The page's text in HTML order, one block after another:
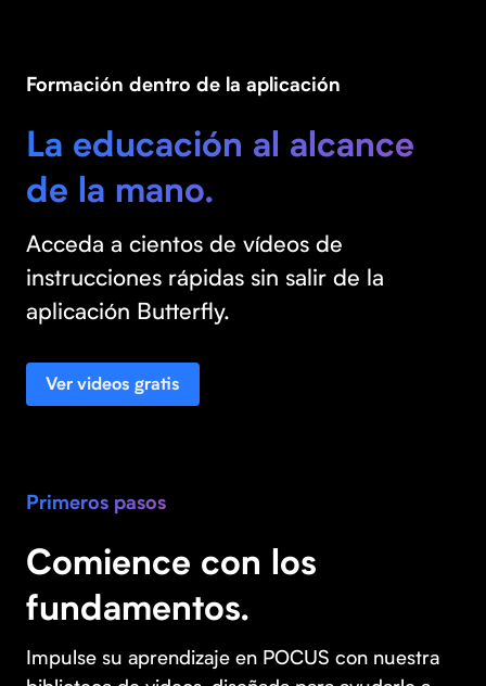
Formación dentro de la aplicación
La educación al alcance
de la mano.
Acceda a cientos de vídeos de
instrucciones rápidas sin salir de la
aplicación Butterfly.
Ver videos gratis
Primeros pasos
Comience con los
fundamentos.
Impulse su aprendizaje en POCUS con nuestra